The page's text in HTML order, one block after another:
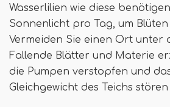
Wasserlilien wie diese
Sonnenlicht pro Tag, um
Vermeiden Sie einen Ort unter
Fallende Blätter und Materie
die Pumpen verstopfen und
Gleichgewicht des Teichs